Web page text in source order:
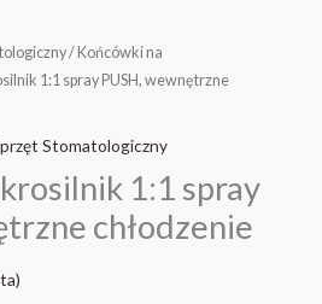
/ Końcówki na
1:1 spray PUSH, wewnętrzne
Stomatologiczny
1:1 spray
chłodzenie